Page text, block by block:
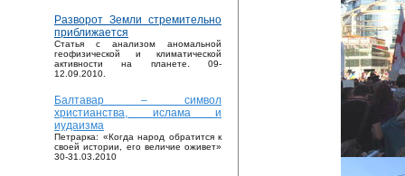
Разворот Земли стремительно
приближается
Статья с анализом аномальной
геофизической и климатической
активности на планете. 09-
12.09.2010.
Балтавар – символ
христианства, ислама и
иудаизма
Петрарка: «Когда народ обратится к
своей истории, его величие оживет»
30-31.03.2010